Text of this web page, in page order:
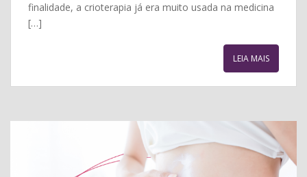
finalidade, a crioterapia já era muito usada na medicina
[…]
LEIA MAIS